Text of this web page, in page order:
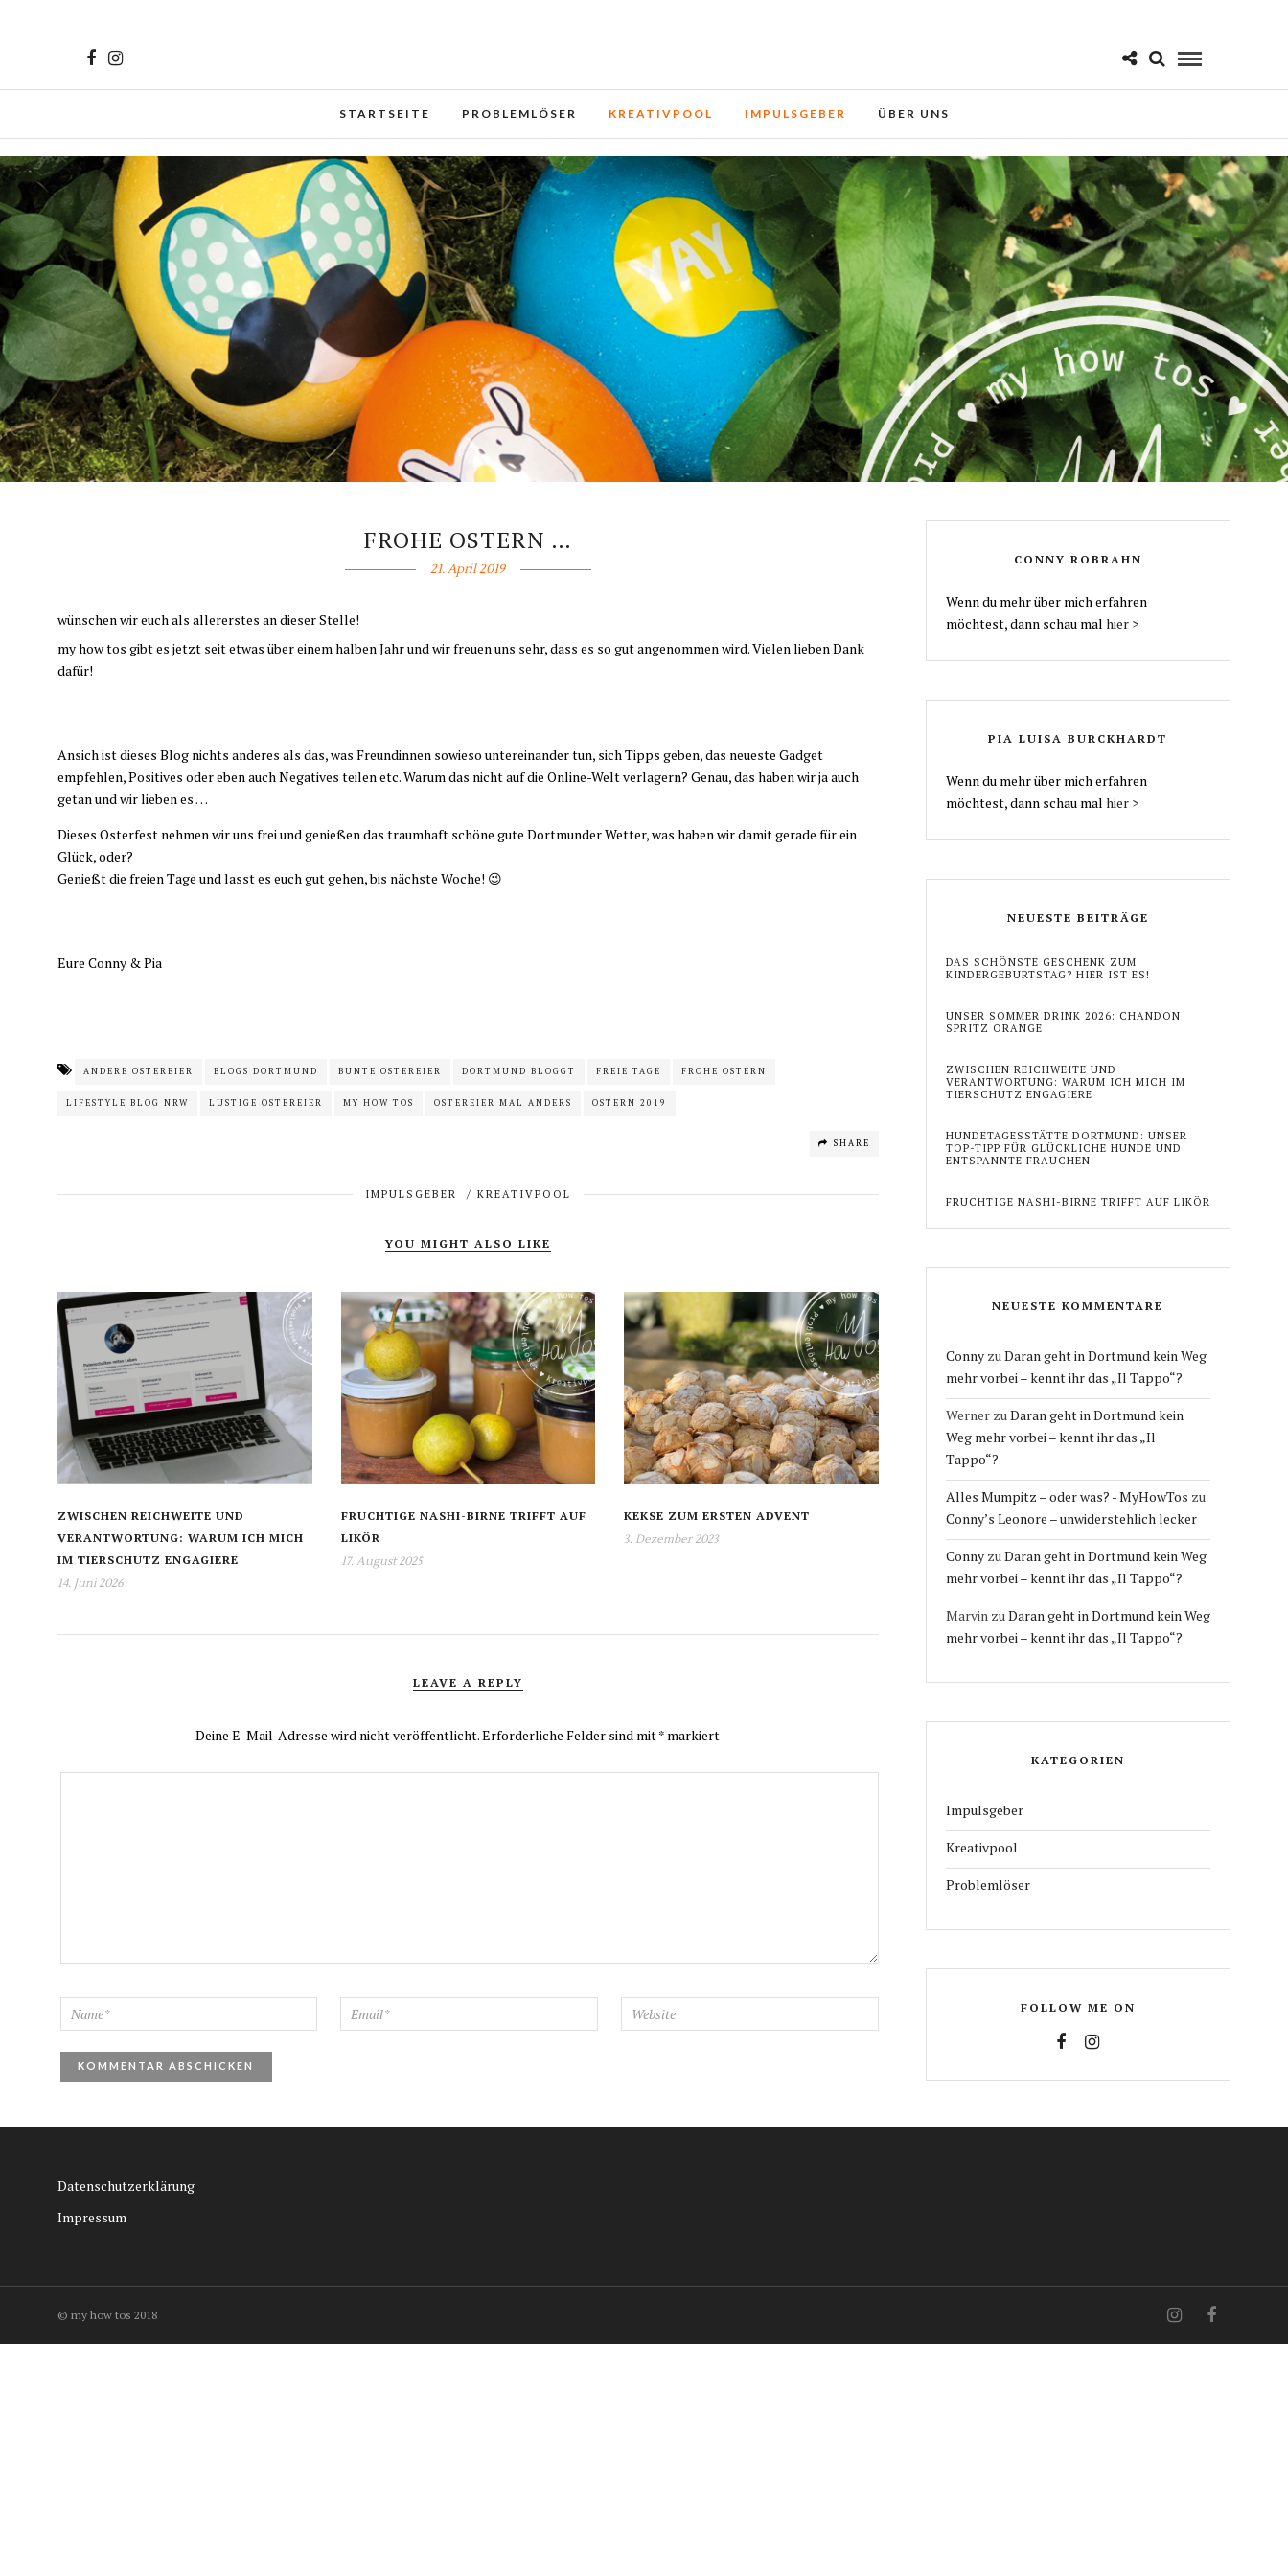
Mehr erfahren
STARTSEITE PROBLEMLÖSER KREATIVPOOL IMPULSGEBER ÜBER UNS
FROHE OSTERN …
21. April 2019
wünschen wir euch als allererstes an dieser Stelle!
my how tos gibt es jetzt seit etwas über einem halben Jahr und wir freuen uns sehr, dass es so gut angenommen wird. Vielen lieben Dank
dafür!
Ansich ist dieses Blog nichts anderes als das, was Freundinnen sowieso untereinander tun, sich Tipps geben, das neueste Gadget
empfehlen, Positives oder eben auch Negatives teilen etc. Warum das nicht auf die Online-Welt verlagern? Genau, das haben wir ja auch
getan und wir lieben es …
Dieses Osterfest nehmen wir uns frei und genießen das traumhaft schöne gute Dortmunder Wetter, was haben wir damit gerade für ein
Glück, oder?
Genießt die freien Tage und lasst es euch gut gehen, bis nächste Woche! 😉
Eure Conny & Pia
ANDERE OSTEREIER BLOGS DORTMUND BUNTE OSTEREIER DORTMUND BLOGGT FREIE TAGE FROHE OSTERN
LIFESTYLE BLOG NRW LUSTIGE OSTEREIER MY HOW TOS OSTEREIER MAL ANDERS OSTERN 2019
SHARE
IMPULSGEBER / KREATIVPOOL
YOU MIGHT ALSO LIKE
ZWISCHEN REICHWEITE UND
VERANTWORTUNG: WARUM ICH MICH
IM TIERSCHUTZ ENGAGIERE
14. Juni 2026
FRUCHTIGE NASHI-BIRNE TRIFFT AUF
LIKÖR
17. August 2025
KEKSE ZUM ERSTEN ADVENT
3. Dezember 2023
LEAVE A REPLY
Deine E-Mail-Adresse wird nicht veröffentlicht.Erforderliche Felder sind mit* markiert
CONNY ROBRAHN
Wenn du mehr über mich erfahren
möchtest, dann schau mal hier >
PIA LUISA BURCKHARDT
Wenn du mehr über mich erfahren
möchtest, dann schau mal hier >
NEUESTE BEITRÄGE
DAS SCHÖNSTE GESCHENK ZUM
KINDERGEBURTSTAG? HIER IST ES!
UNSER SOMMER DRINK 2026: CHANDON
SPRITZ ORANGE
ZWISCHEN REICHWEITE UND
VERANTWORTUNG: WARUM ICH MICH IM
TIERSCHUTZ ENGAGIERE
HUNDETAGESSTÄTTE DORTMUND: UNSER
TOP-TIPP FÜR GLÜCKLICHE HUNDE UND
ENTSPANNTE FRAUCHEN
FRUCHTIGE NASHI-BIRNE TRIFFT AUF LIKÖR
NEUESTE KOMMENTARE
ConnyzuDaran geht in Dortmund kein Weg
mehr vorbei – kennt ihr das „Il Tappo“?
WernerzuDaran geht in Dortmund kein
Weg mehr vorbei – kennt ihr das „Il
Tappo“?
Alles Mumpitz – oder was? - MyHowTos zu
Conny’s Leonore – unwiderstehlich lecker
ConnyzuDaran geht in Dortmund kein Weg
mehr vorbei – kennt ihr das „Il Tappo“?
MarvinzuDaran geht in Dortmund kein Weg
mehr vorbei – kennt ihr das „Il Tappo“?
KATEGORIEN
Impulsgeber
Kreativpool
Problemlöser
FOLLOW ME ON
Datenschutzerklärung
Impressum
© my how tos 2018